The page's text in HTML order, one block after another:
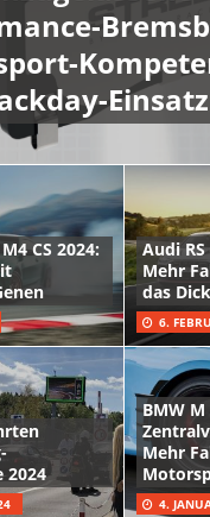
Einsatz
CS 2024:
Audi
Mehr
das
6.
2024
BMW
Mehr
4.